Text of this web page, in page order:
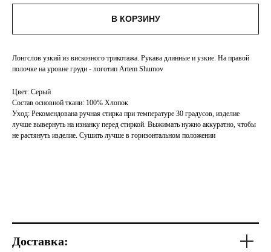
В КОРЗИНУ
Лонгслов узкий из вискозного трикотажа. Рукава длинные и узкие. На правой
полочке на уровне груди - логотип Artem Shumov
Цвет: Серый
Состав основной ткани: 100% Хлопок
Уход: Рекомендована ручная стирка при температуре 30 градусов, изделие
лучше вывернуть на изнанку перед стиркой. Выжимать нужно аккуратно, чтобы
не растянуть изделие. Сушить лучше в горизонтальном положении
Доставка: